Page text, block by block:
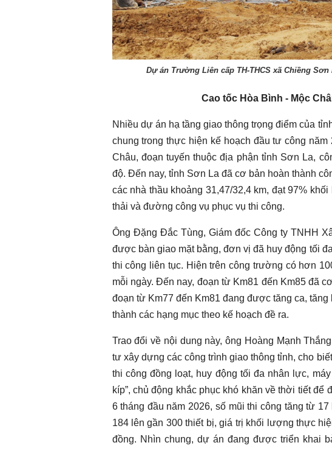
Dự án Trường Liên cấp TH-THCS xã Chiềng
Cao tốc Hòa Bình - Mộc
Nhiều dự án hạ tầng giao thông trọng điểm của
chung trong thực hiện kế hoạch đầu tư công
Châu, đoạn tuyến thuộc địa phận tỉnh Sơn La,
độ. Đến nay, tỉnh Sơn La đã cơ bản hoàn thành
các nhà thầu khoảng 31,47/32,4 km, đạt 97%
thải và đường công vụ phục vụ thi công.
Ông Đặng Đắc Tùng, Giám đốc Công ty TNHH
được bàn giao mặt bằng, đơn vị đã huy động tối
thi công liên tục. Hiện trên công trường có hơn
mỗi ngày. Đến nay, đoạn từ Km81 đến Km85 đã
đoạn từ Km77 đến Km81 đang được tăng ca,
thành các hạng mục theo kế hoạch đề ra.
Trao đổi về nội dung này, ông Hoàng Mạnh
tư xây dựng các công trình giao thông tỉnh, cho
thi công đồng loạt, huy động tối đa nhân lực,
kíp”, chủ động khắc phục khó khăn về thời tiết để
6 tháng đầu năm 2026, số mũi thi công tăng từ
184 lên gần 300 thiết bị, giá trị khối lượng thực
đồng. Nhìn chung, dự án đang được triển khai